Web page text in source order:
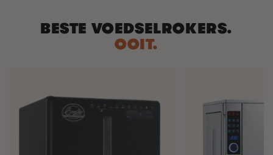
BESTE VOEDSELROKERS.
OOIT.